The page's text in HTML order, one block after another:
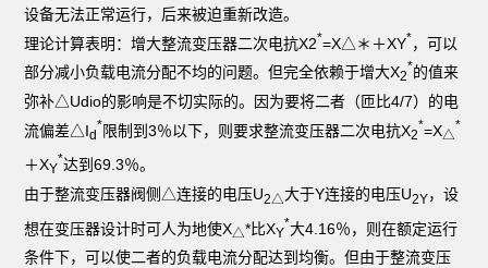
设备无法正常运行，后来被迫重新改造。
理论计算表明：增大整流变压器二次电抗X2*=X△＊＋XY*，可以
部分减小负载电流分配不均的问题。但完全依赖于增大X2
*的值来
弥补△Udio的影响是不切实际的。因为要将二者（匝比4/7）的电
流偏差△Id
*限制到3％以下，则要求整流变压器二次电抗X2
*=X△
*
＋XY
*达到69.3％。
由于整流变压器阀侧△连接的电压U2△大于Y连接的电压U2Y，设
想在变压器设计时可人为地使X△*比XY
*大4.16％，则在额定运行
条件下，可以使二者的负载电流分配达到均衡。但由于整流变压